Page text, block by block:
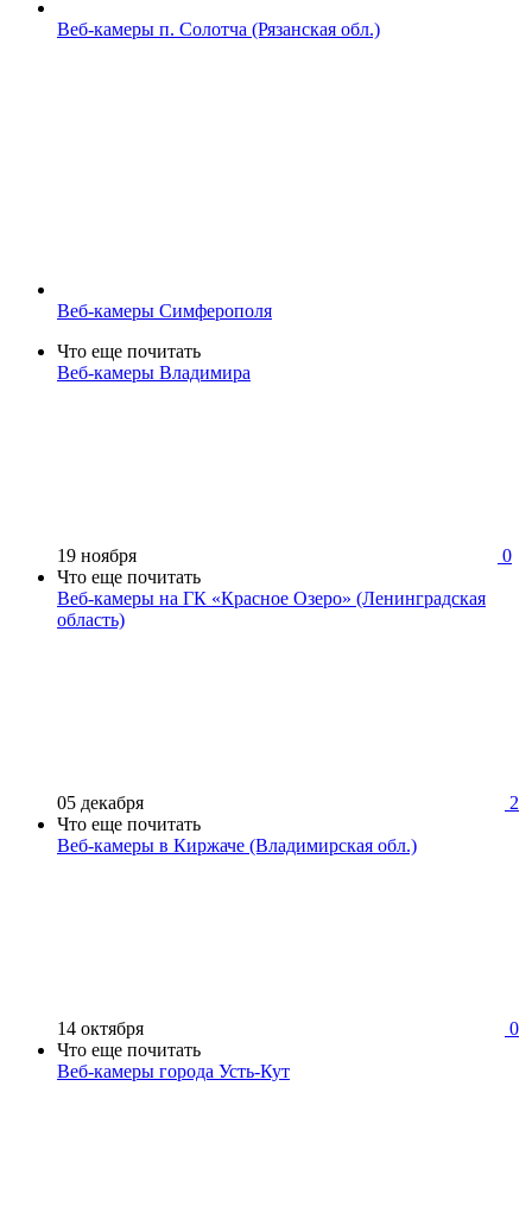
Веб-камеры п. Солотча (Рязанская обл.)
Веб-камеры Симферополя
Что еще почитать
Веб-камеры Владимира
19 ноября
0
Что еще почитать
Веб-камеры на ГК «Красное Озеро» (Ленинградская
область)
05 декабря
2
Что еще почитать
Веб-камеры в Киржаче (Владимирская обл.)
14 октября
0
Что еще почитать
Веб-камеры города Усть-Кут